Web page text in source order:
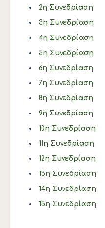
2η Συνεδρίαση
3η Συνεδρίαση
4η Συνεδρίαση
5η Συνεδρίαση
6η Συνεδρίαση
7η Συνεδρίαση
8η Συνεδρίαση
9η Συνεδρίαση
10η Συνεδρίαση
11η Συνεδρίαση
12η Συνεδρίαση
13η Συνεδρίαση
14η Συνεδρίαση
15η Συνεδρίαση